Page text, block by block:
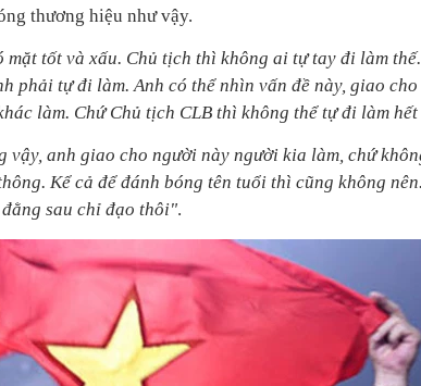
thương hiệu như vậy.
tốt và xấu. Chủ tịch thì không ai tự tay đi làm
phải tự đi làm. Anh có thể nhìn vấn đề này, giao cho
làm. Chứ Chủ tịch CLB thì không thể tự đi làm hết
vậy, anh giao cho người này người kia làm, chứ
Kể cả để đánh bóng tên tuổi thì cũng không
sau chỉ đạo thôi".